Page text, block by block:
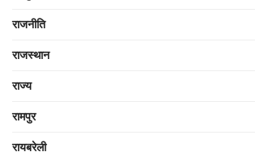
राजनीति
राजस्थान
राज्य
रामपुर
रायबरेली